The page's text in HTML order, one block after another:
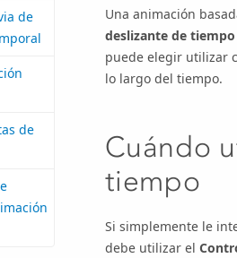
de
de
Una animación
deslizante de tiempo
puede elegir utilizar
lo largo del tiempo.
Cuándo
tiempo
Si simplemente le
debe utilizar el